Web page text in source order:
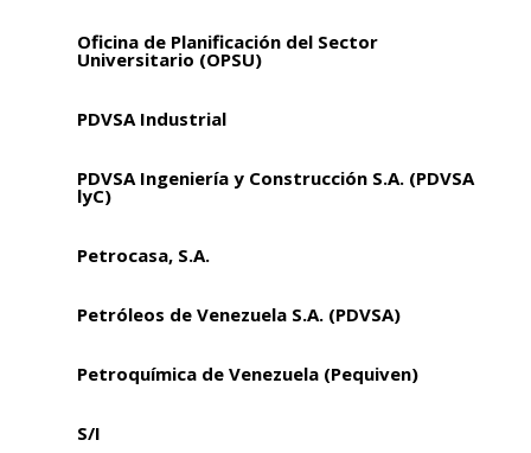
Oficina de Planificación del Sector
Universitario (OPSU)
PDVSA Industrial
PDVSA Ingeniería y Construcción S.A. (PDVSA
lyC)
Petrocasa, S.A.
Petróleos de Venezuela S.A. (PDVSA)
Petroquímica de Venezuela (Pequiven)
S/I